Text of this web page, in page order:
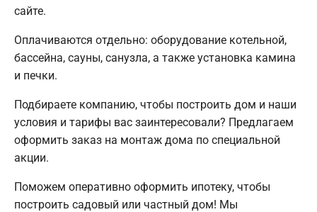
сайте.
Оплачиваются отдельно: оборудование котельной,
бассейна, сауны, санузла, а также установка камина
и печки.
Подбираете компанию, чтобы построить дом и наши
условия и тарифы вас заинтересовали? Предлагаем
оформить заказ на монтаж дома по специальной
акции.
Поможем оперативно оформить ипотеку, чтобы
построить садовый или частный дом! Мы